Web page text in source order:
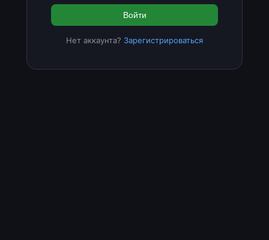
Войти
Нет аккаунта? Зарегистрироваться